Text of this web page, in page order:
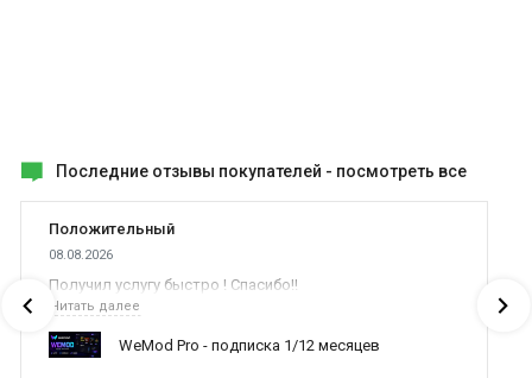
Последние отзывы покупателей - посмотреть все
Положительный
08.08.2026
Получил услугу быстро ! Спасибо!!
Читать далее
WeMod Pro - подписка 1/12 месяцев